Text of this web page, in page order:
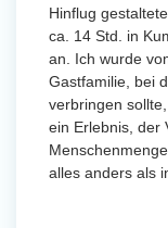
Hinflug
ca. 14 Std. in
an. Ich wurde
Gastfamilie, bei
verbringen
ein Erlebnis, der
alles anders als